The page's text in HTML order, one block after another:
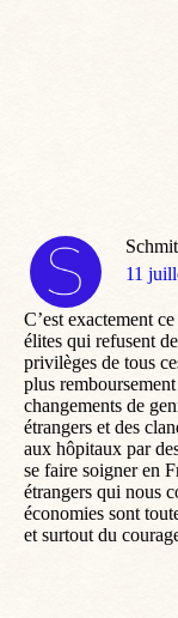
dit
11
C’est exactement
élites qui refusent
privilèges de tous
plus
changements de
étrangers et des
aux hôpitaux par
se faire soigner en
étrangers qui nous
économies sont
et surtout du